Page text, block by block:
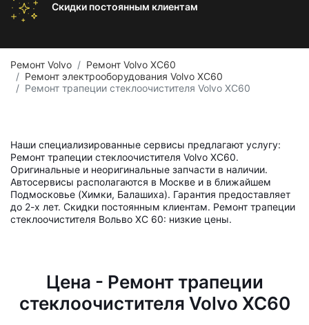
Скидки постоянным клиентам
Ремонт Volvo
Ремонт Volvo XC60
Ремонт электрооборудования Volvo XC60
Ремонт трапеции стеклоочистителя Volvo XC60
Наши специализированные сервисы предлагают услугу:
Ремонт трапеции стеклоочистителя Volvo XC60.
Оригинальные и неоригинальные запчасти в наличии.
Автосервисы располагаются в Москве и в ближайшем
Подмосковье (Химки, Балашиха). Гарантия предоставляет
до 2-х лет. Скидки постоянным клиентам. Ремонт трапеции
стеклоочистителя Вольво ХС 60: низкие цены.
Цена - Ремонт трапеции
стеклоочистителя Volvo XC60